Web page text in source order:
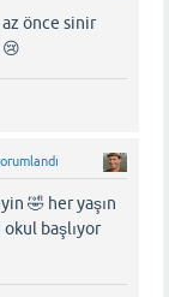
önce sinir
🤣 her yaşın
başlıyor